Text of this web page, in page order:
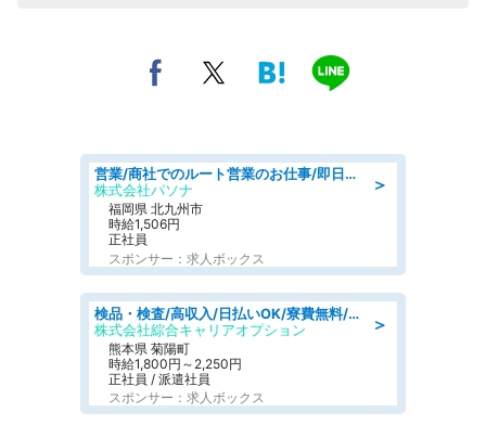
＞
営業/商社でのルート営業のお仕事/即日勤務可/車通勤可/営業
株式会社パソナ
福岡県 北九州市
時給1,506円
正社員
スポンサー：求人ボックス
＞
検品・検査/高収入/日払いOK/寮費無料/日勤/20・30・40代活躍中
株式会社綜合キャリアオプション
熊本県 菊陽町
時給1,800円～2,250円
正社員 / 派遣社員
スポンサー：求人ボックス